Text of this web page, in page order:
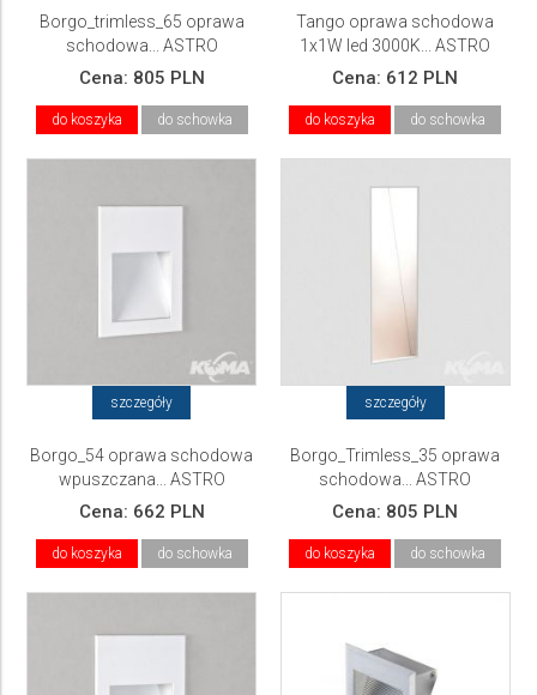
Borgo_trimless_65 oprawa
schodowa... ASTRO
Cena: 805 PLN
do koszyka do schowka
Tango oprawa schodowa
1x1W led 3000K... ASTRO
Cena: 612 PLN
do koszyka do schowka
szczegóły
Borgo_54 oprawa schodowa
wpuszczana... ASTRO
Cena: 662 PLN
do koszyka do schowka
szczegóły
Borgo_Trimless_35 oprawa
schodowa... ASTRO
Cena: 805 PLN
do koszyka do schowka